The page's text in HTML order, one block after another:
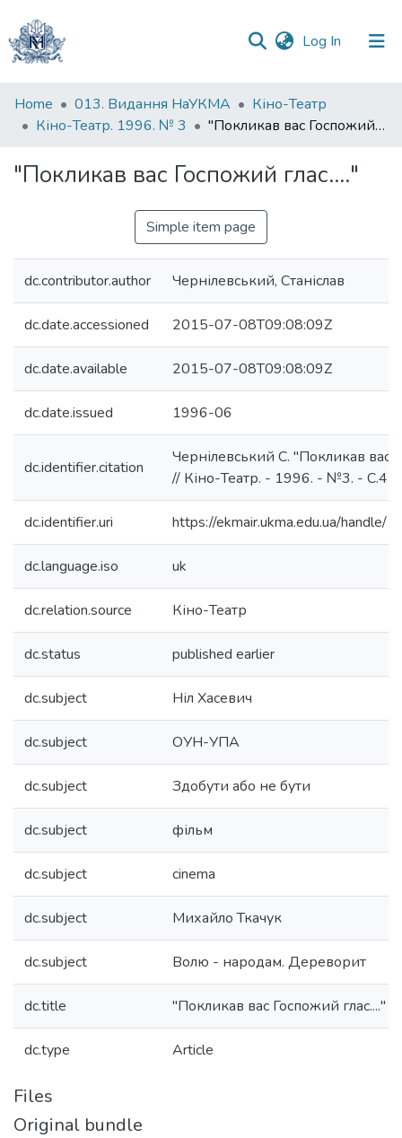
Log In (current)
Communities
&
All of DSpace
Home 013. Видання НаУКМА
Кіно-Театр
Кіно-Театр. 1996. № 3
"Покликав вас Госпожий глас...."
"Покликав вас Госпожий глас...."
Simple item page
dc.contributor.author Чернілевський, Станіслав
dc.date.accessioned 2015-07-08T09:08:09Z
dc.date.available 2015-07-08T09:08:09Z
dc.date.issued 1996-06
dc.identifier.citation
Чернілевський С. "Покликав вас
// Кіно-Театр. - 1996. - №3. -
dc.identifier.uri https://ekmair.ukma.edu.ua/
dc.language.iso uk
dc.relation.source Кіно-Театр
dc.status published earlier
dc.subject Ніл Хасевич
dc.subject ОУН-УПА
dc.subject Здобути або не бути
dc.subject фільм
dc.subject cinema
dc.subject Михайло Ткачук
dc.subject Волю - народам. Дереворит
dc.title "Покликав вас Госпожий глас...."
dc.type Article
Files
Original bundle